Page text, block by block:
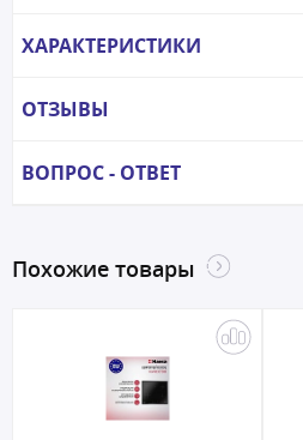
ХАРАКТЕРИСТИКИ
ОТЗЫВЫ
ВОПРОС - ОТВЕТ
Похожие товары